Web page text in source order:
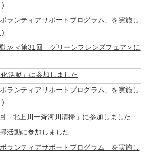
)
ボランティアサポートプログラム」を実施し
)
≫＜第31回 グリーンフレンズフェア＞に
化活動」に参加しました
ボランティアサポートプログラム」を実施し
)
「北上川一斉河川清掃」に参加しました
活動に参加しました
ボランティアサポートプログラム」を実施し